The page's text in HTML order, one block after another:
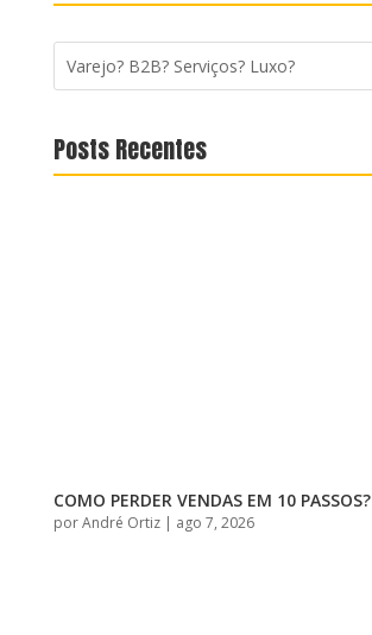
Posts Recentes
COMO PERDER VENDAS EM 10 PASSOS?
porAndré Ortiz| ago 7, 2026